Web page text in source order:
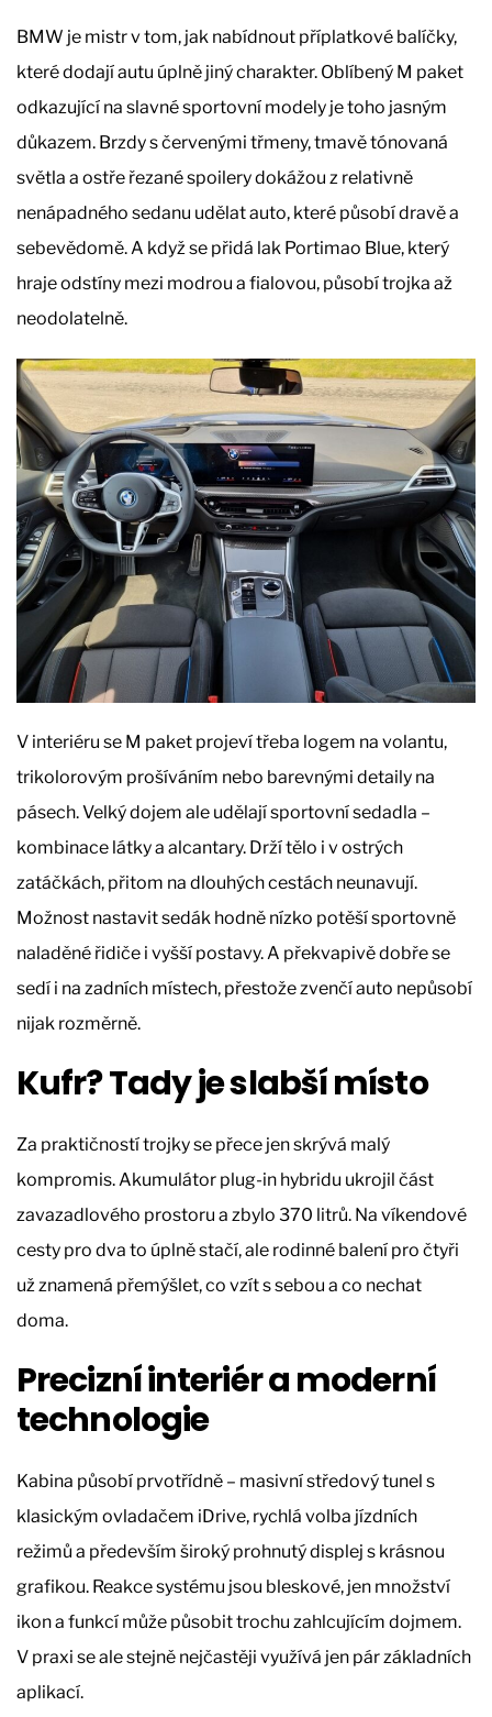
BMW je mistr v tom, jak nabídnout příplatkové balíčky,
které dodají autu úplně jiný charakter. Oblíbený M paket
odkazující na slavné sportovní modely je toho jasným
důkazem. Brzdy s červenými třmeny, tmavě tónovaná
světla a ostře řezané spoilery dokážou z relativně
nenápadného sedanu udělat auto, které působí dravě a
sebevědomě. A když se přidá lak Portimao Blue, který
hraje odstíny mezi modrou a fialovou, působí trojka až
neodolatelně.
V interiéru se M paket projeví třeba logem na volantu,
trikolorovým prošíváním nebo barevnými detaily na
pásech. Velký dojem ale udělají sportovní sedadla –
kombinace látky a alcantary. Drží tělo i v ostrých
zatáčkách, přitom na dlouhých cestách neunavují.
Možnost nastavit sedák hodně nízko potěší sportovně
naladěné řidiče i vyšší postavy. A překvapivě dobře se
sedí i na zadních místech, přestože zvenčí auto nepůsobí
nijak rozměrně.
Kufr? Tady je slabší místo
Za praktičností trojky se přece jen skrývá malý
kompromis. Akumulátor plug-in hybridu ukrojil část
zavazadlového prostoru a zbylo 370 litrů. Na víkendové
cesty pro dva to úplně stačí, ale rodinné balení pro čtyři
už znamená přemýšlet, co vzít s sebou a co nechat
doma.
Precizní interiér a moderní
technologie
Kabina působí prvotřídně – masivní středový tunel s
klasickým ovladačem iDrive, rychlá volba jízdních
režimů a především široký prohnutý displej s krásnou
grafikou. Reakce systému jsou bleskové, jen množství
ikon a funkcí může působit trochu zahlcujícím dojmem.
V praxi se ale stejně nejčastěji využívá jen pár základních
aplikací.